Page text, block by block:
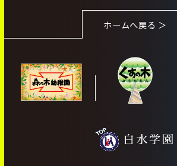
ホームへ戻る ＞
白水学園